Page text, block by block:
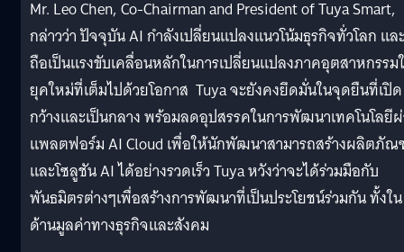
Mr. Leo Chen, Co-Chairman and President of Tuya Smart,
กล่าวว่า ปัจจุบัน AI กำลังเปลี่ยนแปลงแนวโน้มธุรกิจทั่วโลก แล
ถือเป็นแรงขับเคลื่อนหลักในการเปลี่ยนแปลงภาคอุตสาหกรรม
ยุคใหม่ที่เต็มไปด้วยโอกาส Tuya จะยังคงยึดมั่นในจุดยืนที่เปิด
กว้างและเป็นกลาง พร้อมลดอุปสรรคในการพัฒนาเทคโนโลยี
แพลตฟอร์ม AI Cloud เพื่อให้นักพัฒนาสามารถสร้างผลิตภั
และโซลูชัน AI ได้อย่างรวดเร็ว Tuya หวังว่าจะได้ร่วมมือกับ
พันธมิตรต่างๆเพื่อสร้างการพัฒนาที่เป็นประโยชน์ร่วมกัน ทั้งใน
ด้านมูลค่าทางธุรกิจและสังคม